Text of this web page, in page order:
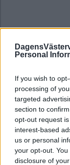
Personal
If you wish to
processing of
targeted
section to
opt-out request
interest-based
us or personal
your opt-out.
disclosure of